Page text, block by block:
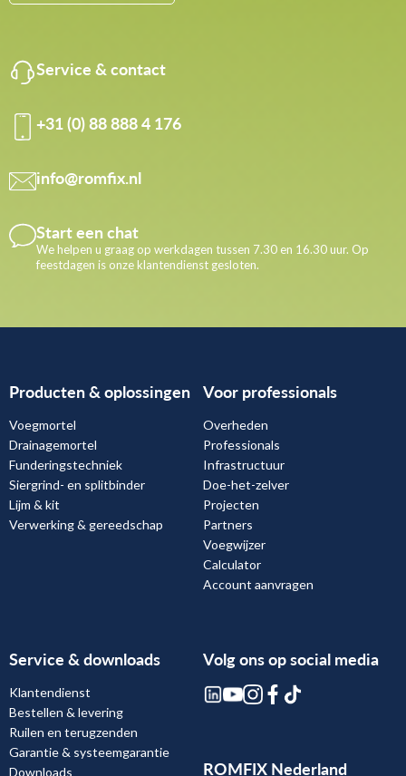
Service & contact
+31 (0) 88 888 4 176
info@romfix.nl
Start een chat
We helpen u graag op werkdagen tussen 7.30 en 16.30 uur. Op
feestdagen is onze klantendienst gesloten.
Producten & oplossingen
Voegmortel
Drainagemortel
Funderingstechniek
Siergrind- en splitbinder
Lijm & kit
Verwerking & gereedschap
Voor professionals
Overheden
Professionals
Infrastructuur
Doe-het-zelver
Projecten
Partners
Voegwijzer
Calculator
Account aanvragen
Service & downloads
Klantendienst
Bestellen & levering
Ruilen en terugzenden
Garantie & systeemgarantie
Downloads
Volg ons op social media
ROMFIX Nederland